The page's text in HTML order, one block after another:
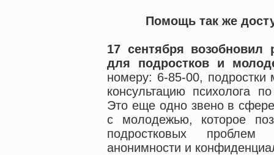
Помощь так же
17 сентября возобновил
для подростков и
номеру: 6-85-00, подростки
консультацию психолога
Это еще одно звено в
с молодежью, которое
подростковых
анонимности и